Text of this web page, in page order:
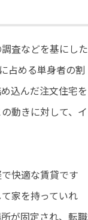
査などを基にした
占める単身者の割
込んだ注文住宅を
動きに対して、イ
快適な賃貸です
家を持っていれ
が固定され、転職